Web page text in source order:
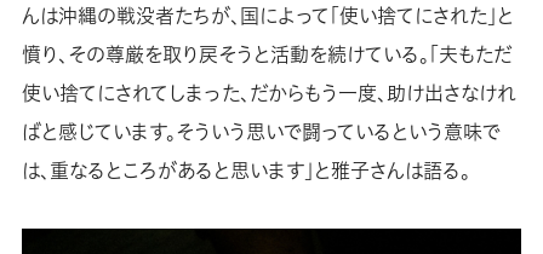
んは沖縄の戦没者たちが、国によって「使い捨てにされた」と
憤り、その尊厳を取り戻そうと活動を続けている。「夫もただ
使い捨てにされてしまった、だからもう一度、助け出さなけれ
ばと感じています。そういう思いで闘っているという意味で
は、重なるところがあると思います」と雅子さんは語る。